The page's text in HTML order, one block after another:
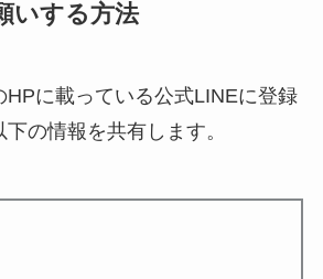
いする方法
HPに載っている公式LINEに登録
の情報を共有します。